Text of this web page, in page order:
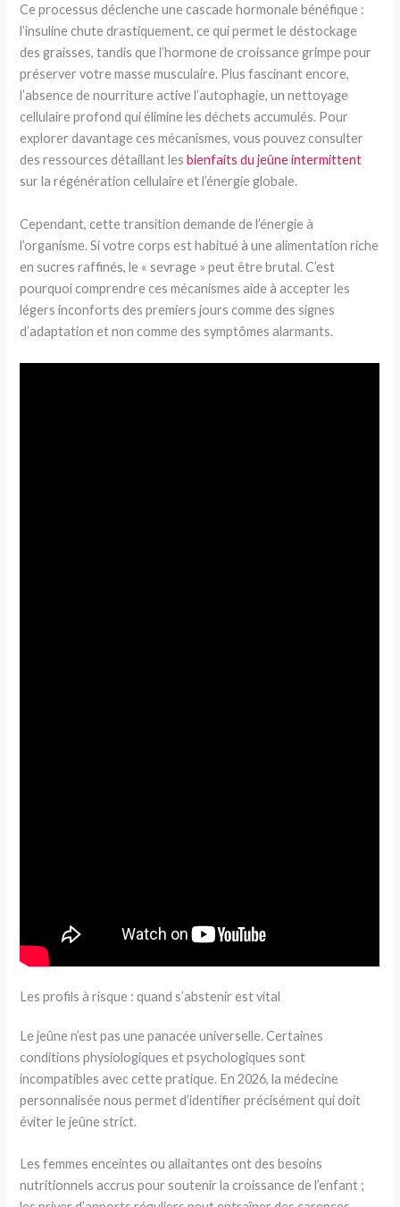
Ce processus déclenche une cascade hormonale bénéfique :
l’insuline chute drastiquement, ce qui permet le déstockage
des graisses, tandis que l’hormone de croissance grimpe pour
préserver votre masse musculaire. Plus fascinant encore,
l’absence de nourriture active l’autophagie, un nettoyage
cellulaire profond qui élimine les déchets accumulés. Pour
explorer davantage ces mécanismes, vous pouvez consulter
des ressources détaillant lesbienfaits du jeûne intermittent
sur la régénération cellulaire et l’énergie globale.
Cependant, cette transition demande de l’énergie à
l’organisme. Si votre corps est habitué à une alimentation riche
en sucres raffinés, le « sevrage » peut être brutal. C’est
pourquoi comprendre ces mécanismes aide à accepter les
légers inconforts des premiers jours comme des signes
d’adaptation et non comme des symptômes alarmants.
Les profils à risque : quand s’abstenir est vital
Le jeûne n’est pas une panacée universelle. Certaines
conditions physiologiques et psychologiques sont
incompatibles avec cette pratique. En 2026, la médecine
personnalisée nous permet d’identifier précisément qui doit
éviter le jeûne strict.
Les femmes enceintes ou allaitantes ont des besoins
nutritionnels accrus pour soutenir la croissance de l’enfant ;